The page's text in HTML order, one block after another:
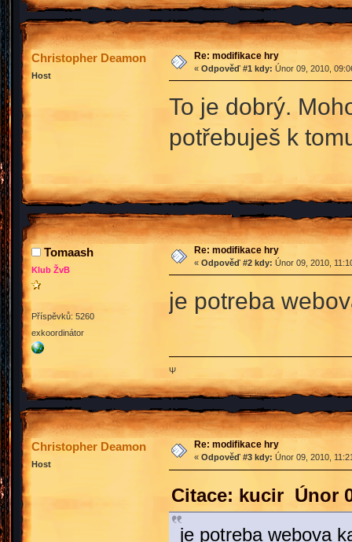
Christopher Deamon
Host
Re: modifikace hry
« Odpověď #1 kdy: Únor 09, 2010,
To je dobrý.
potřebuješ k
Tomaash
Klub ŽvB
Příspěvků: 5260
exkoordinátor
Re: modifikace hry
« Odpověď #2 kdy: Únor 09, 2010,
je potreba
Ψ
Christopher Deamon
Host
Re: modifikace hry
« Odpověď #3 kdy: Únor 09, 2010,
Citace: kucir Únor
je potreba webova